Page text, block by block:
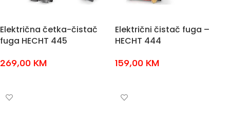
Električna četka-čistač
fuga HECHT 445
269,00 KM
Električni čistač fuga –
HECHT 444
159,00 KM